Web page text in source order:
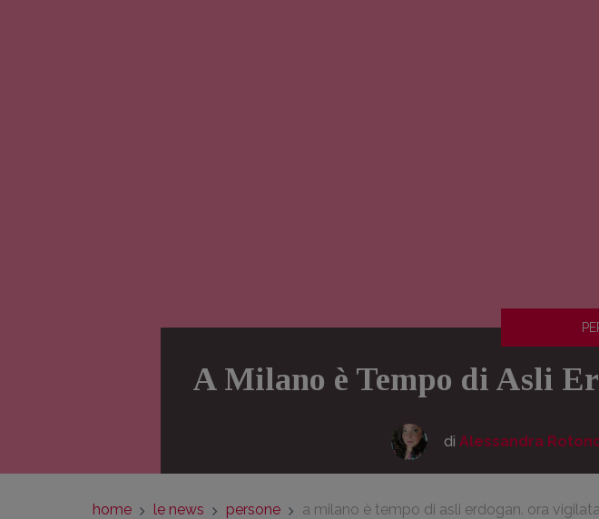
A Milano è Tempo di Asli
di Alessandra
home le news persone a milano è tempo di asli erdogan. ora